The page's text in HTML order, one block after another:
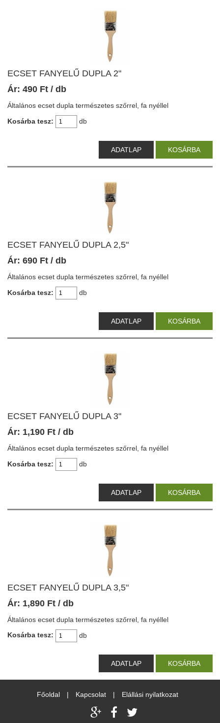
ECSET FANYELŰ DUPLA 2"
Ár: 490 Ft / db
Általános ecset dupla természetes szőrrel, fa nyéllel
Kosárba tesz:
db
ADATLAP KOSÁRBA
ECSET FANYELŰ DUPLA 2,5"
Ár: 690 Ft / db
Általános ecset dupla természetes szőrrel, fa nyéllel
Kosárba tesz:
db
ADATLAP KOSÁRBA
ECSET FANYELŰ DUPLA 3"
Ár: 1,190 Ft / db
Általános ecset dupla természetes szőrrel, fa nyéllel
Kosárba tesz:
db
ADATLAP KOSÁRBA
ECSET FANYELŰ DUPLA 3,5"
Ár: 1,890 Ft / db
Általános ecset dupla természetes szőrrel, fa nyéllel
Kosárba tesz:
db
ADATLAP KOSÁRBA
Főoldal | Kapcsolat | Elállási nyilatkozat